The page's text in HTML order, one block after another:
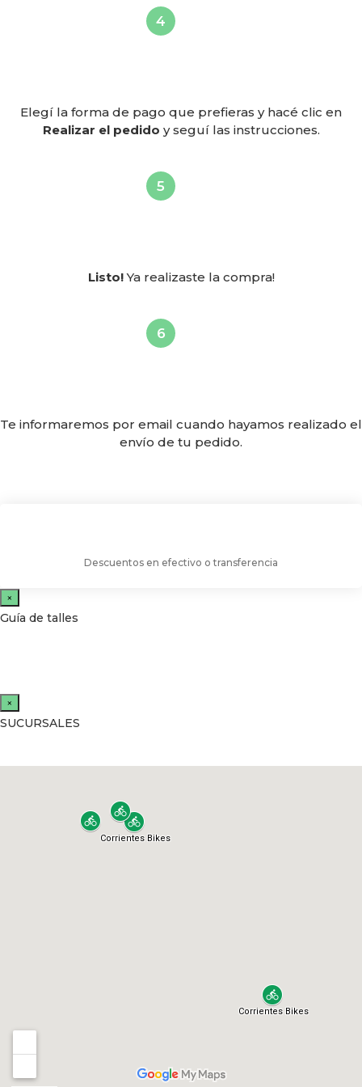
Elegí la forma de pago que prefieras y hacé clic en
Realizar el pedido y seguí las instrucciones.
Listo!Ya realizaste la compra!
Te informaremos por email cuando hayamos realizado el
envío de tu pedido.
Descuentos en efectivo o transferencia
×
Guía de talles
×
SUCURSALES